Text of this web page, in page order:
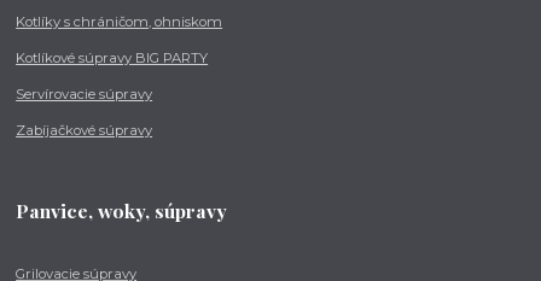
Kotlíky s chráničom, ohniskom
Kotlíkové súpravy BIG PARTY
Servírovacie súpravy
Zabíjačkové súpravy
Panvice, woky, súpravy
Grilovacie súpravy